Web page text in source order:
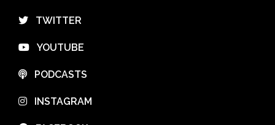
⠀TWITTER
⠀YOUTUBE
⠀PODCASTS
⠀INSTAGRAM